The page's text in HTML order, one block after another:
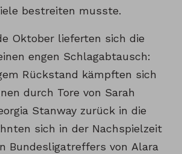
bestreiten musste.
Oktober lieferten sich die
engen Schlagabtausch:
Rückstand kämpften sich
durch Tore von Sarah
Stanway zurück in die
sich in der Nachspielzeit
Bundesligatreffers von Alara